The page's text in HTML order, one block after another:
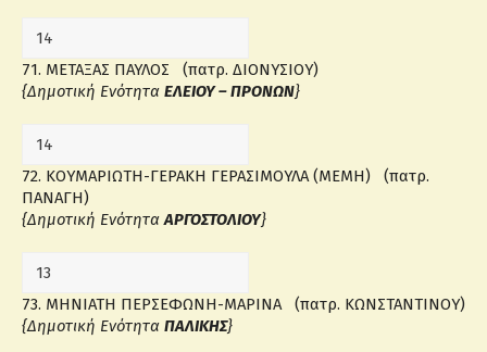
71. ΜΕΤΑΞΑΣ ΠΑΥΛΟΣ (πατρ. ΔΙΟΝΥΣΙΟΥ)
{Δημοτική Ενότητα ΕΛΕΙΟΥ – ΠΡΟΝΩΝ}
72. ΚΟΥΜΑΡΙΩΤΗ-ΓΕΡΑΚΗ ΓΕΡΑΣΙΜΟΥΛΑ (ΜΕΜΗ) (πατρ.
ΠΑΝΑΓΗ)
{Δημοτική ΕνότηταΑΡΓΟΣΤΟΛΙΟΥ}
73. ΜΗΝΙΑΤΗ ΠΕΡΣΕΦΩΝΗ-ΜΑΡΙΝΑ (πατρ. ΚΩΝΣΤΑΝΤΙΝΟΥ)
{Δημοτική Ενότητα ΠΑΛΙΚΗΣ}